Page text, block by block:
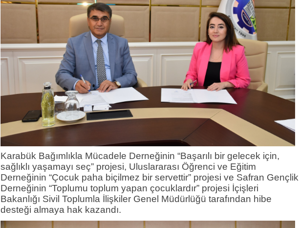
Karabük Bağımlıkla Mücadele Derneğinin “Başarılı bir gelecek için,
sağlıklı yaşamayı seç” projesi, Uluslararası Öğrenci ve Eğitim
Derneğinin “Çocuk paha biçilmez bir servettir” projesi ve Safran Gençlik
Derneğinin “Toplumu toplum yapan çocuklardır” projesi İçişleri
Bakanlığı Sivil Toplumla İlişkiler Genel Müdürlüğü tarafından hibe
desteği almaya hak kazandı.